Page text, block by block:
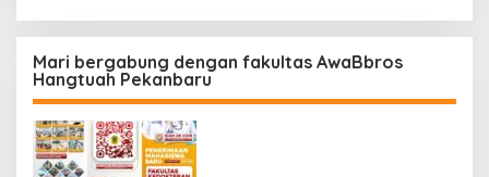
Mari bergabung dengan fakultas AwaBbros
Hangtuah Pekanbaru